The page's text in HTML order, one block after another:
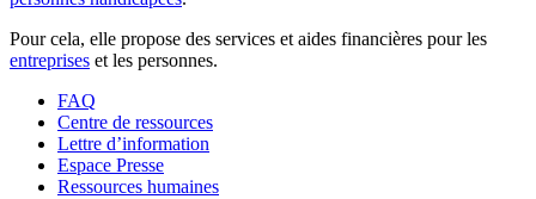
Pour cela, elle propose des services et aides financières pour les
entreprises et les personnes.
FAQ
Centre de ressources
Lettre d’information
Espace Presse
Ressources humaines